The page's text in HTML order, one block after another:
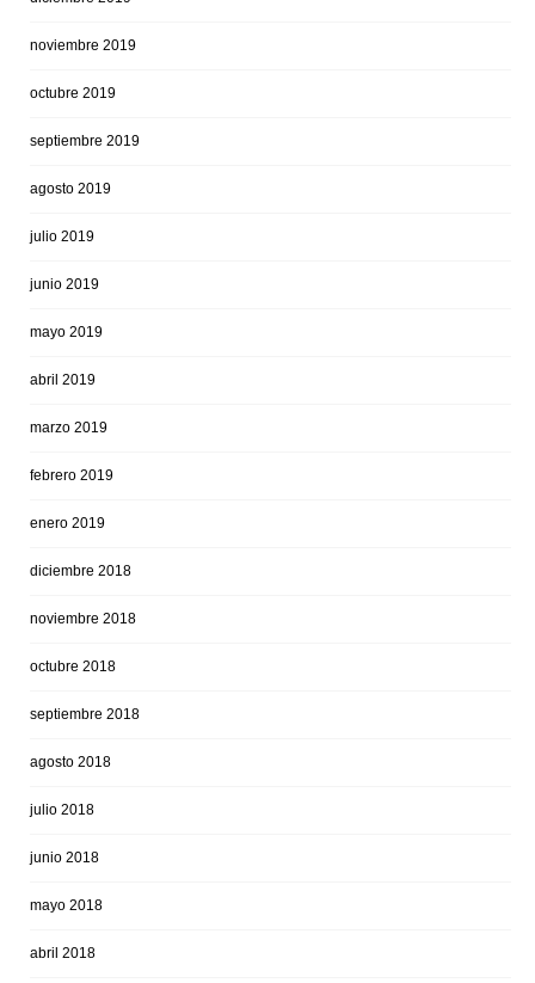
noviembre 2019
octubre 2019
septiembre 2019
agosto 2019
julio 2019
junio 2019
mayo 2019
abril 2019
marzo 2019
febrero 2019
enero 2019
diciembre 2018
noviembre 2018
octubre 2018
septiembre 2018
agosto 2018
julio 2018
junio 2018
mayo 2018
abril 2018